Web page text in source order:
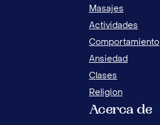
Masajes
Actividades
Comportamiento
Ansiedad
Clases
Religion
Acerca de